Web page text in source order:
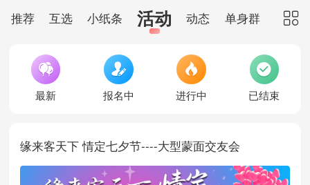
推荐 互选 小纸条 活动 动态 单身群 红娘


最新

报名中

进行中

已结束
缘来客天下 情定七夕节----大型蒙面交友会